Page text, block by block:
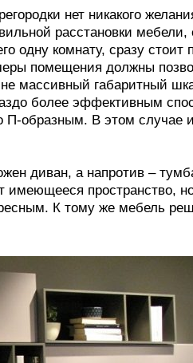
нет никакого
расстановки мебели,
одну комнату, сразу стоит
помещения должны
массивный габаритный
более эффективным
П-образным. В этом
диван, а напротив –
пространство,
К тому же мебель